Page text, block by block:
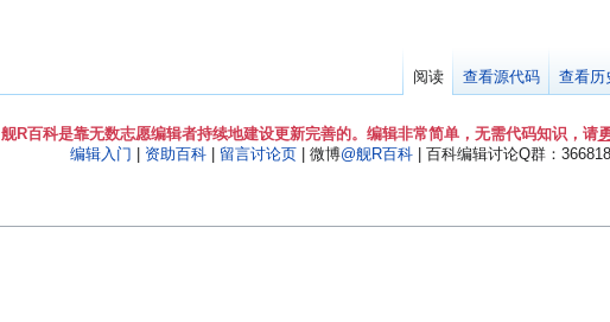
舰R百科是靠无数志愿编辑者持续地建设更新完善的。编辑非常简单，无需代码知识，请
编辑入门
资助百科 留言讨论页 | 微博@舰R百科 | 百科编辑讨论Q群：
阅读 查看源代码 查看历